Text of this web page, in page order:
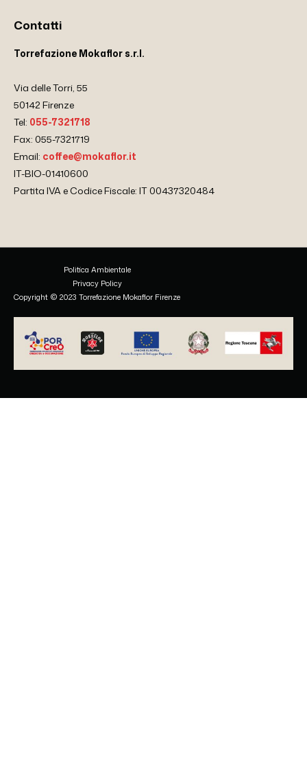
Contatti
Torrefazione Mokaflor s.r.l.
Via delle Torri, 55
50142 Firenze
Tel: 055-7321718
Fax: 055-7321719
Email: coffee@mokaflor.it
IT-BIO-01410600
Partita IVA e Codice Fiscale: IT 00437320484
Politica Ambientale
Privacy Policy
Copyright © 2023 Torrefazione Mokaflor Firenze